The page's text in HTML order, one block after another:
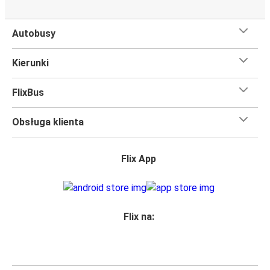
trasie Przemyśl - Utrecht
Podróż na trasie Przemyśl - Utrecht na pokładzie FlixBusa
oznacza wygodną podróż w wielkim stylu, z
jedną sztuka bagażu
podręcznego i jedną sztukę bagażu głównego
martwić, że nie wystarczy Ci miejsca w bagażu.
miejsce siedzącew naszych autobusachale jeśli chcesz
zakupu biletu. Do wyboru maszmiejsce klasyczne,
Autobusy
Kierunki
FlixBus
Obsługa klienta
Flix App
Flix na: